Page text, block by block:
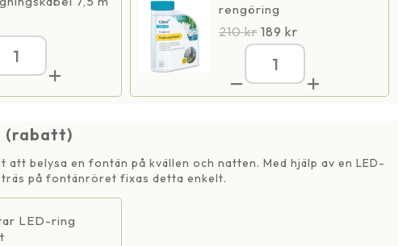
Microfontän
350
12
mängd
rengöring
210kr 189 kr
Microfontän
350
12
(rabatt)
belysa en fontän på kvällen och natten. Med hjälp av en LED-
träs på fontänröret fixas detta enkelt.
LED-ring